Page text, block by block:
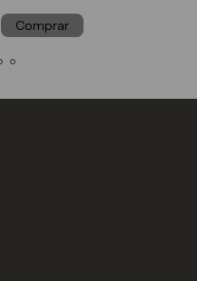
Comprar